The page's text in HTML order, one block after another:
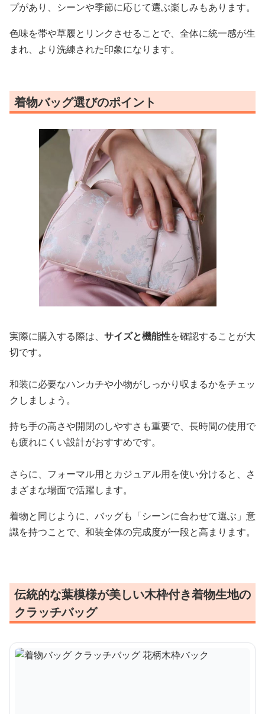
プがあり、シーンや季節に応じて選ぶ楽しみもあります。
色味を帯や草履とリンクさせることで、全体に統一感が生
まれ、より洗練された印象になります。
着物バッグ選びのポイント
実際に購入する際は、 サイズと機能性を確認することが大
切です。
和装に必要なハンカチや小物がしっかり収まるかをチェッ
クしましょう。
持ち手の高さや開閉のしやすさも重要で、長時間の使用で
も疲れにくい設計がおすすめです。
さらに、フォーマル用とカジュアル用を使い分けると、さ
まざまな場面で活躍します。
着物と同じように、バッグも「シーンに合わせて選ぶ」意
識を持つことで、和装全体の完成度が一段と高まります。
伝統的な葉模様が美しい木枠付き着物生地の
クラッチバッグ